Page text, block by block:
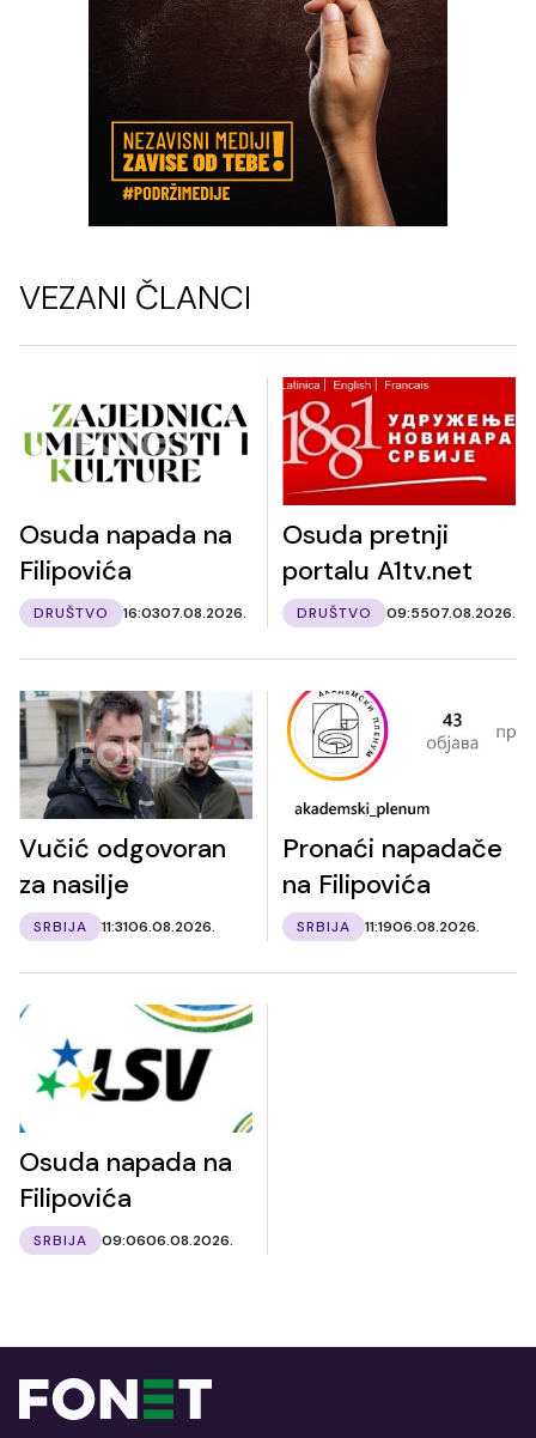
VEZANI ČLANCI
Osuda napada na
Filipovića
DRUŠTVO 16:0307.08.2026.
Osuda pretnji
portalu A1tv.net
DRUŠTVO 09:5507.08.2026.
Vučić odgovoran
za nasilje
SRBIJA 11:3106.08.2026.
Pronaći napadače
na Filipovića
SRBIJA 11:1906.08.2026.
Osuda napada na
Filipovića
SRBIJA 09:0606.08.2026.